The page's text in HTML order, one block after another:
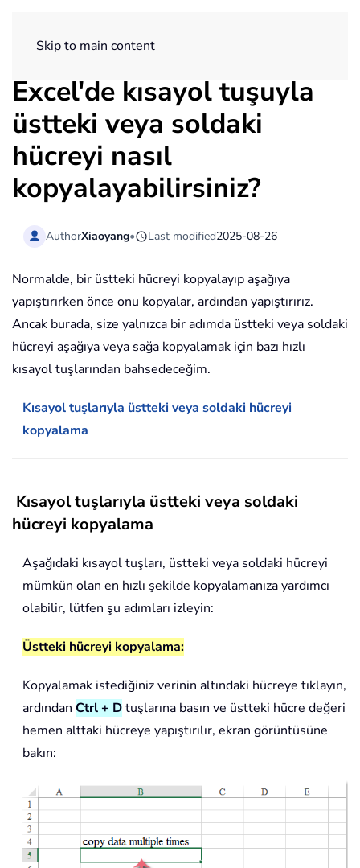
Skip to main content
Excel'de kısayol tuşuyla
üstteki veya soldaki
hücreyi nasıl
kopyalayabilirsiniz?
AuthorXiaoyang• Last modified2025-08-26
Normalde, bir üstteki hücreyi kopyalayıp aşağıya
yapıştırırken önce onu kopyalar, ardından yapıştırırız.
Ancak burada, size yalnızca bir adımda üstteki veya soldaki
hücreyi aşağıya veya sağa kopyalamak için bazı hızlı
kısayol tuşlarından bahsedeceğim.
Kısayol tuşlarıyla üstteki veya soldaki hücreyi
kopyalama
Kısayol tuşlarıyla üstteki veya soldaki
hücreyi kopyalama
Aşağıdaki kısayol tuşları, üstteki veya soldaki hücreyi
mümkün olan en hızlı şekilde kopyalamanıza yardımcı
olabilir, lütfen şu adımları izleyin:
Üstteki hücreyi kopyalama:
Kopyalamak istediğiniz verinin altındaki hücreye tıklayın,
ardından Ctrl + Dtuşlarına basın ve üstteki hücre değeri
hemen alttaki hücreye yapıştırılır, ekran görüntüsüne
bakın: